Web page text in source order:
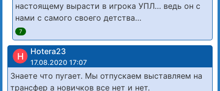
настоящему вырасти в игрока УПЛ… ведь он с
нами с самого своего детства…
7
H Hotera23
17.08.2020 17:07
Знаете что пугает. Мы отпускаем выставляем на
трансфер а новичков все нет и нет.